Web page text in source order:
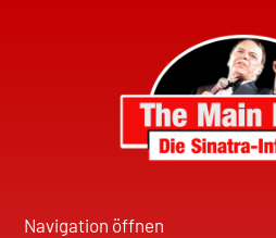
Navigation öffnen